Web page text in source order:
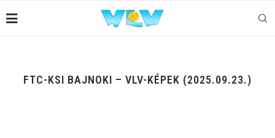
FTC-KSI BAJNOKI – VLV-KÉPEK (2025.09.23.)